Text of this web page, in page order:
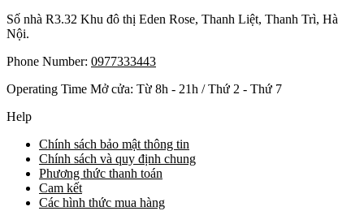
Số nhà R3.32 Khu đô thị Eden Rose, Thanh Liệt, Thanh Trì, Hà
Nội.
Phone Number: 0977333443
Operating Time Mở cửa: Từ 8h - 21h / Thứ 2 - Thứ 7
Help
Chính sách bảo mật thông tin
Chính sách và quy định chung
Phương thức thanh toán
Cam kết
Các hình thức mua hàng